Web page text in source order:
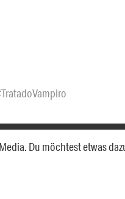
Du möchtest etwas